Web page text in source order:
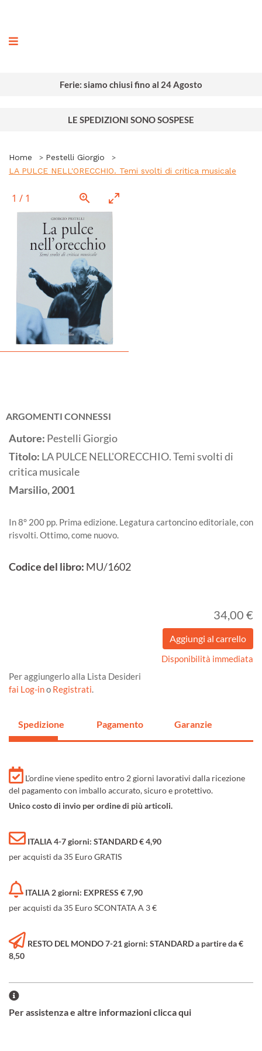
Ferie: siamo chiusi fino al 24 Agosto
LE SPEDIZIONI SONO SOSPESE
Home
Pestelli Giorgio
LA PULCE NELL'ORECCHIO. Temi svolti di critica musicale
1 / 1
ARGOMENTI CONNESSI
Autore: Pestelli Giorgio
Titolo: LA PULCE NELL'ORECCHIO. Temi svolti di
critica musicale
Marsilio,2001
In 8° 200 pp. Prima edizione. Legatura cartoncino editoriale, con
risvolti. Ottimo, come nuovo.
Codice del libro: MU/1602
34,00 €
Disponibilità immediata
Per aggiungerlo alla Lista Desideri
fai Log-ino Registrati.
Spedizione Pagamento Garanzie
L'ordine viene spedito entro 2 giorni lavorativi dalla ricezione
del pagamento con imballo accurato, sicuro e protettivo.
Unico costo di invio per ordine di più articoli.
ITALIA 4-7 giorni: STANDARD € 4,90
per acquisti da 35 Euro GRATIS
ITALIA 2 giorni: EXPRESS € 7,90
per acquisti da 35 Euro SCONTATA A 3 €
RESTO DEL MONDO 7-21 giorni: STANDARD a partire da €
8,50
Per assistenza e altre informazioni clicca qui